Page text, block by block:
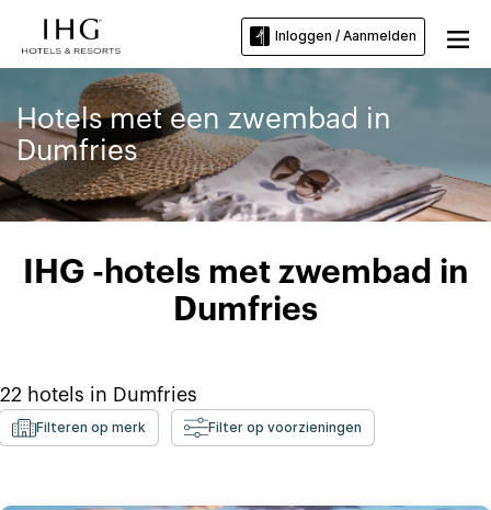
Inloggen / Aanmelden
Hotels met een zwembad in
Dumfries
IHG -hotels met zwembad in
Dumfries
22 hotels in Dumfries
Filteren op merk Filter op voorzieningen